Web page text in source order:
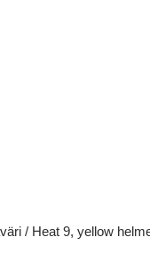
/ Heat 9, yellow